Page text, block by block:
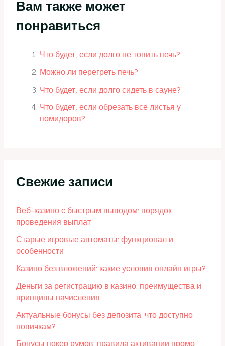
Вам также может
понравиться
Что будет, если долго не топить печь?
Можно ли перегреть печь?
Что будет, если долго сидеть в сауне?
Что будет, если обрезать все листья у
помидоров?
Свежие записи
Веб-казино с быстрым выводом: порядок
проведения выплат
Старые игровые автоматы: функционал и
особенности
Казино без вложений: какие условия онлайн игры?
Деньги за регистрацию в казино: преимущества и
принципы начисления
Актуальные бонусы без депозита: что доступно
новичкам?
Бонусы покер румов: правила активации промо